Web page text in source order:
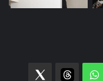
واتساب threads